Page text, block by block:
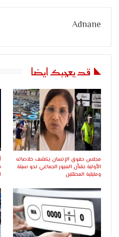
Adnane
قد يعجبك ايضا
مجلس حقوق الإنسان يكشف خلاصاته
الأولية بشأن العبور الجماعي نحو سبتة
ومليلية المحتلتين